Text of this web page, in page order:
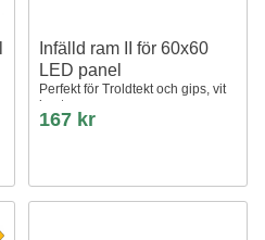
Infälld ram II för 60x60
LED panel
Perfekt för Troldtekt och gips, vit
kant
167 kr